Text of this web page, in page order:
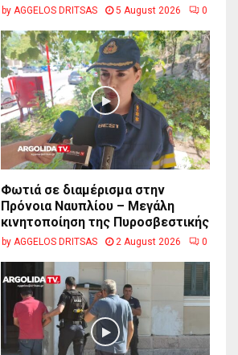
by AGGELOS DRITSAS 5 August 2026 0
Φωτιά σε διαμέρισμα στην
Πρόνοια Ναυπλίου – Μεγάλη
κινητοποίηση της Πυροσβεστικής
by AGGELOS DRITSAS 2 August 2026 0